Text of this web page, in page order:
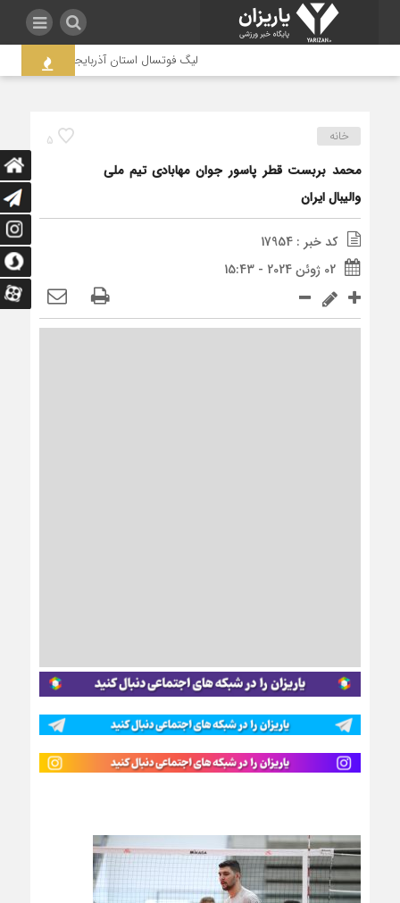
لیگ فوتسال استان آذربایجان غربی به
5 خانه
محمد بربست قطر پاسور جوان مهابادی تیم ملی
والیبال ایران
کد خبر : 17954
02 ژوئن 2024 - 15:43